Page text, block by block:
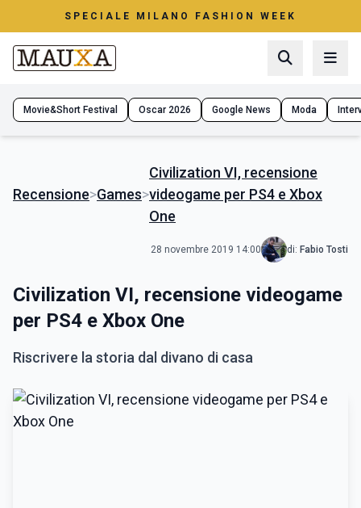
SPECIALE MILANO FASHION WEEK
Movie&Short Festival Oscar 2026 Google News Moda
Recensione>Games>
Civilization VI, recensione
videogame per PS4 e Xbox
One
28 novembre 2019 14:00 di: Fabio Tosti
Civilization VI, recensione videogame
per PS4 e Xbox One
Riscrivere la storia dal divano di casa